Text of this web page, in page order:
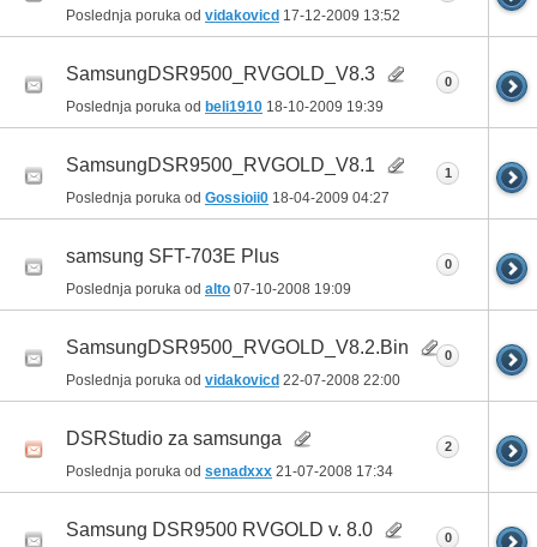
Poslednja poruka od vidakovicd 17-12-2009 13:52
SamsungDSR9500_RVGOLD_V8.3
Poslednja poruka od beli1910 18-10-2009 19:39
0
SamsungDSR9500_RVGOLD_V8.1
Poslednja poruka od Gossioii0 18-04-2009 04:27
1
samsung SFT-703E Plus
Poslednja poruka od alto 07-10-2008 19:09
0
SamsungDSR9500_RVGOLD_V8.2.Bin
Poslednja poruka od vidakovicd 22-07-2008 22:00
0
DSRStudio za samsunga
Poslednja poruka od senadxxx 21-07-2008 17:34
2
Samsung DSR9500 RVGOLD v. 8.0 0